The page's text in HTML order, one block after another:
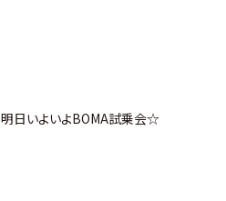
明日いよいよBOMA試乗会☆